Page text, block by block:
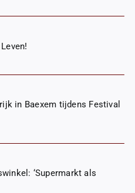
in Baexem tijdens Festival
‘Supermarkt als